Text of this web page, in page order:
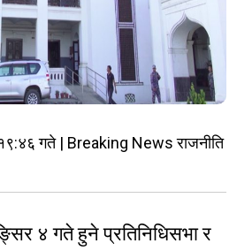
गते | Breaking News राजनीति
४ गते हुने प्रतिनिधिसभा र